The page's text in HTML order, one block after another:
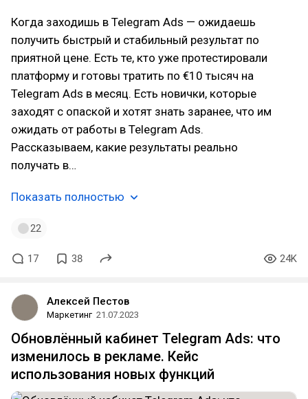
Когда заходишь в Telegram Ads — ожидаешь
получить быстрый и стабильный результат по
приятной цене. Есть те, кто уже протестировали
платформу и готовы тратить по €10 тысяч на
Telegram Ads в месяц. Есть новички, которые
заходят с опаской и хотят знать заранее, что им
ожидать от работы в Telegram Ads.
Рассказываем, какие результаты реально
получать в…
Показать полностью
22
17 38 24K
Алексей Пестов
Маркетинг 21.07.2023
Обновлённый кабинет Telegram Ads: что
изменилось в рекламе. Кейс
использования новых функций